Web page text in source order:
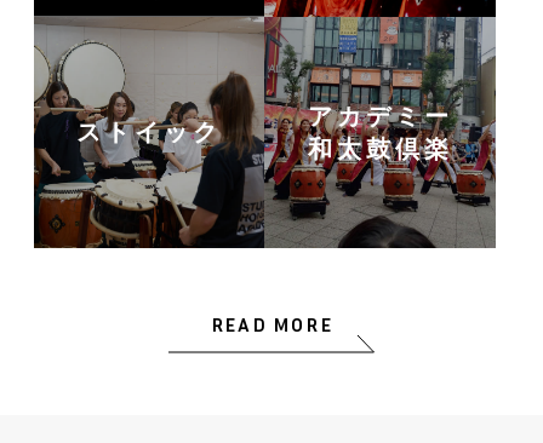
ストイック
アカデミー
和太鼓倶楽
READ MORE